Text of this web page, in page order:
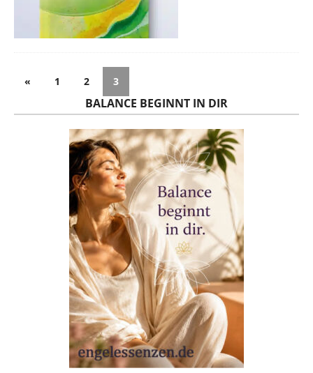
« 1 2 3
BALANCE BEGINNT IN DIR